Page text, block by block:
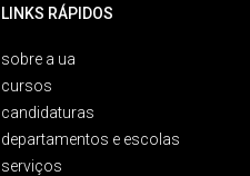
LINKS RÁPIDOS
sobre a ua
cursos
candidaturas
departamentos e escolas
serviços